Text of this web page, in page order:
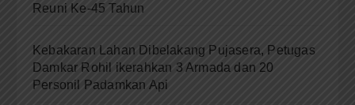
Reuni Ke-45 Tahun
Kebakaran Lahan Dibelakang Pujasera, Petugas
Damkar Rohil ikerahkan 3 Armada dan 20
Personil Padamkan Api